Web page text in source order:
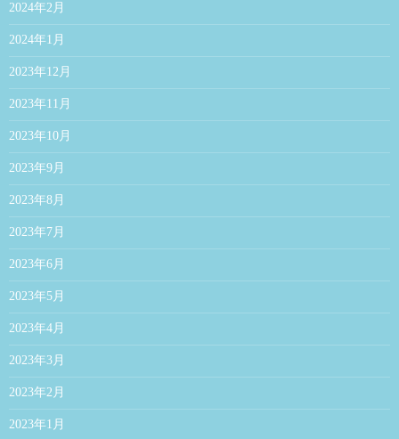
2024年2月
2024年1月
2023年12月
2023年11月
2023年10月
2023年9月
2023年8月
2023年7月
2023年6月
2023年5月
2023年4月
2023年3月
2023年2月
2023年1月